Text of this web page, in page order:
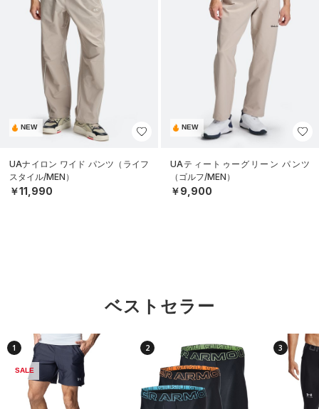
NEW
UAナイロン ワイド パンツ（ライフ
スタイル/MEN）
￥11,990
NEW
UAティートゥーグリーン パンツ
（ゴルフ/MEN）
￥9,900
ベストセラー
1
SALE
2 3